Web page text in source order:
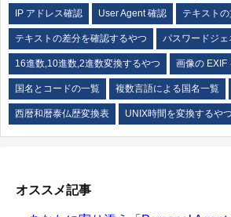
IP アドレス確認 User Agent 確認 テキスト
テキストの差分を確認するやつ パスワードジェ
16進数,10進数,2進数変換するやつ 画像の EXIF
国名とコードの一覧 複数言語による国名一覧
西暦和暦泰仏歴変換表 UNIX時間を変換するやつ
オススメ記事